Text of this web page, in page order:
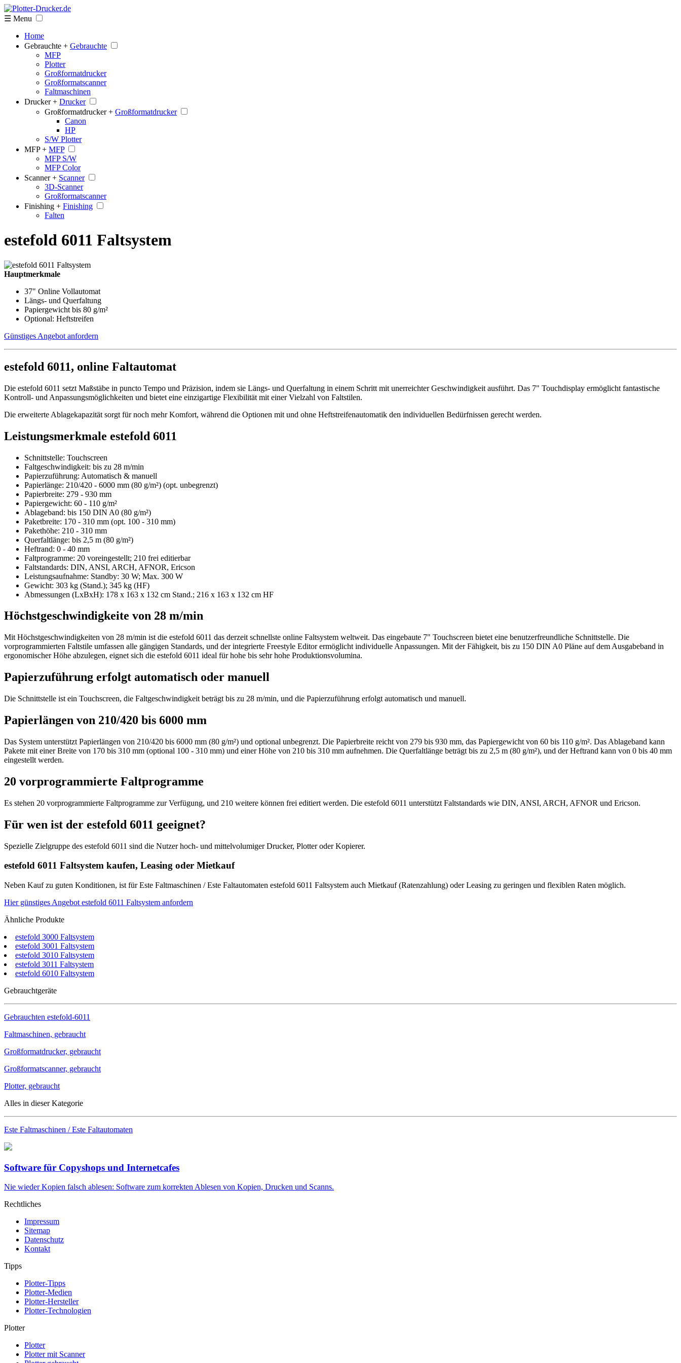
☰ Menu
Home
Gebrauchte + Gebrauchte
MFP
Plotter
Großformatdrucker
Großformatscanner
Faltmaschinen
Drucker + Drucker
Großformatdrucker + Großformatdrucker
Canon
HP
S/W Plotter
MFP + MFP
MFP S/W
MFP Color
Scanner + Scanner
3D-Scanner
Großformatscanner
Finishing + Finishing
Falten
estefold 6011 Faltsystem
Hauptmerkmale
37" Online Vollautomat
Längs- und Querfaltung
Papiergewicht bis 80 g/m²
Optional: Heftstreifen
Günstiges Angebot anfordern
estefold 6011, online Faltautomat
Die estefold 6011 setzt Maßstäbe in puncto Tempo und Präzision, indem sie Längs- und Querfaltung in einem Schritt mit unerreichter Geschwindigkeit ausführt. Das 7" Touchdisplay ermöglicht fantastische
Kontroll- und Anpassungsmöglichkeiten und bietet eine einzigartige Flexibilität mit einer Vielzahl von Faltstilen.
Die erweiterte Ablagekapazität sorgt für noch mehr Komfort, während die Optionen mit und ohne Heftstreifenautomatik den individuellen Bedürfnissen gerecht werden.
Leistungsmerkmale estefold 6011
Schnittstelle: Touchscreen
Faltgeschwindigkeit: bis zu 28 m/min
Papierzuführung: Automatisch & manuell
Papierlänge: 210/420 - 6000 mm (80 g/m²) (opt. unbegrenzt)
Papierbreite: 279 - 930 mm
Papiergewicht: 60 - 110 g/m²
Ablageband: bis 150 DIN A0 (80 g/m²)
Paketbreite: 170 - 310 mm (opt. 100 - 310 mm)
Pakethöhe: 210 - 310 mm
Querfaltlänge: bis 2,5 m (80 g/m²)
Heftrand: 0 - 40 mm
Faltprogramme: 20 voreingestellt; 210 frei editierbar
Faltstandards: DIN, ANSI, ARCH, AFNOR, Ericson
Leistungsaufnahme: Standby: 30 W; Max. 300 W
Gewicht: 303 kg (Stand.); 345 kg (HF)
Abmessungen (LxBxH): 178 x 163 x 132 cm Stand.; 216 x 163 x 132 cm HF
Höchstgeschwindigkeite von 28 m/min
Mit Höchstgeschwindigkeiten von 28 m/min ist die estefold 6011 das derzeit schnellste online Faltsystem weltweit. Das eingebaute 7" Touchscreen bietet eine benutzerfreundliche Schnittstelle. Die
vorprogrammierten Faltstile umfassen alle gängigen Standards, und der integrierte Freestyle Editor ermöglicht individuelle Anpassungen. Mit der Fähigkeit, bis zu 150 DIN A0 Pläne auf dem Ausgabeband in
ergonomischer Höhe abzulegen, eignet sich die estefold 6011 ideal für hohe bis sehr hohe Produktionsvolumina.
Papierzuführung erfolgt automatisch oder manuell
Die Schnittstelle ist ein Touchscreen, die Faltgeschwindigkeit beträgt bis zu 28 m/min, und die Papierzuführung erfolgt automatisch und manuell.
Papierlängen von 210/420 bis 6000 mm
Das System unterstützt Papierlängen von 210/420 bis 6000 mm (80 g/m²) und optional unbegrenzt. Die Papierbreite reicht von 279 bis 930 mm, das Papiergewicht von 60 bis 110 g/m². Das Ablageband kann
Pakete mit einer Breite von 170 bis 310 mm (optional 100 - 310 mm) und einer Höhe von 210 bis 310 mm aufnehmen. Die Querfaltlänge beträgt bis zu 2,5 m (80 g/m²), und der Heftrand kann von 0 bis 40 mm
eingestellt werden.
20 vorprogrammierte Faltprogramme
Es stehen 20 vorprogrammierte Faltprogramme zur Verfügung, und 210 weitere können frei editiert werden. Die estefold 6011 unterstützt Faltstandards wie DIN, ANSI, ARCH, AFNOR und Ericson.
Für wen ist der estefold 6011 geeignet?
Spezielle Zielgruppe des estefold 6011 sind die Nutzer hoch- und mittelvolumiger Drucker, Plotter oder Kopierer.
estefold 6011 Faltsystem kaufen, Leasing oder Mietkauf
Neben Kauf zu guten Konditionen, ist für Este Faltmaschinen / Este Faltautomaten estefold 6011 Faltsystem auch Mietkauf (Ratenzahlung) oder Leasing zu geringen und flexiblen Raten möglich.
Hier günstiges Angebot estefold 6011 Faltsystem anfordern
Ähnliche Produkte
estefold 3000 Faltsystem
estefold 3001 Faltsystem
estefold 3010 Faltsystem
estefold 3011 Faltsystem
estefold 6010 Faltsystem
Gebrauchtgeräte
Gebrauchten estefold-6011
Faltmaschinen, gebraucht
Großformatdrucker, gebraucht
Großformatscanner, gebraucht
Plotter, gebraucht
Alles in dieser Kategorie
Este Faltmaschinen / Este Faltautomaten
Software für Copyshops und Internetcafes
Nie wieder Kopien falsch ablesen: Software zum korrekten Ablesen von Kopien, Drucken und Scanns.
Rechtliches
Impressum
Sitemap
Datenschutz
Kontakt
Tipps
Plotter-Tipps
Plotter-Medien
Plotter-Hersteller
Plotter-Technologien
Plotter
Plotter
Plotter mit Scanner